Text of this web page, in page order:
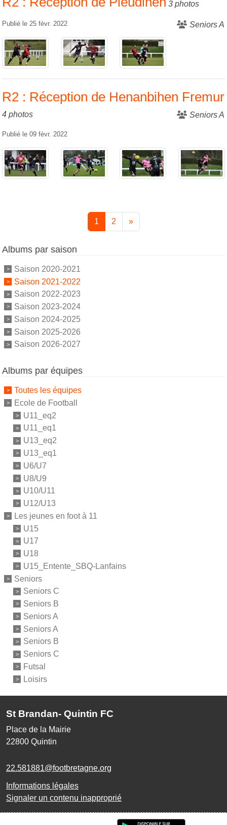
3 photos
Seniors A
Publié le 25 févr. 2022
R2 : Réception de Henanbihen Fremur
4 photos Seniors A
Publié le 09 févr. 2022
1 2 »
Albums par saison
Saison 2020-2021
Saison 2021-2022
Saison 2022-2023
Saison 2023-2024
Saison 2024-2025
Saison 2025-2026
Saison 2026-2027
Albums par équipes
Toutes les équipes
Ecole de Football
U11_eq2
U11_eq1
U13_eq2
U13_eq1
U6/U7
U8/U9
U10/U11
U12/U13
Les jeunes en foot à 11
U15
U17
U18
U15_Entente_SBQ-Lanfains
Seniors
Seniors C
Seniors B
Seniors A
Seniors A
Seniors B
Seniors C
Futsal
Loisirs
St Brandan- Quintin FC
Place de la Mairie
22800 Quintin
22.581881@footbretagne.org
Informations légales
Signaler un contenu inapproprié